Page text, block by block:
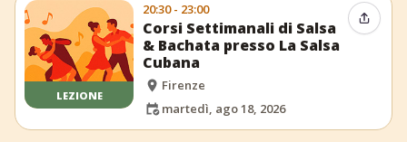
LEZIONE
20:30 - 23:00
Corsi Settimanali di Salsa
& Bachata presso La Salsa
Cubana
Firenze
martedì, ago 18, 2026